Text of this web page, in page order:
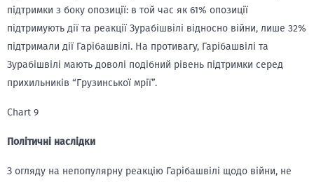
підтримки з боку опозиції: в той час як 61% опозиції
підтримують дії та реакції Зурабішвілі відносно війни, лише 32%
підтримали дії Гарібашвілі. На противагу, Гарібашвілі та
Зурабішвілі мають доволі подібний рівень підтримки серед
прихильників “Грузинської мрії”.
Chart 9
Політичні наслідки
З огляду на непопулярну реакцію Гарібашвілі щодо війни, не